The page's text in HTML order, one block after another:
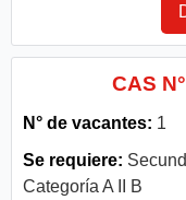
CAS
N° de vacantes: 1
Se requiere:
Categoría A II B